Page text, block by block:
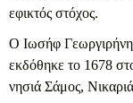
εφικτός στόχος.
Ο Ιωσήφ
εκδόθηκε το 1678
νησιά Σάμος,